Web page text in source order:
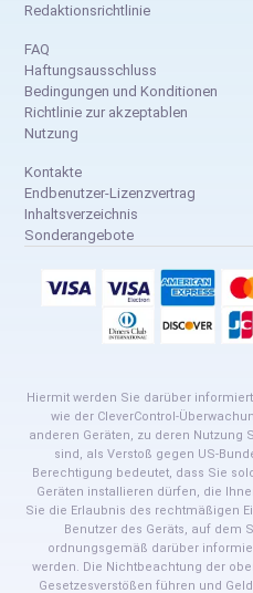
Redaktionsrichtlinie
FAQ
Haftungsausschluss
Bedingungen und Konditionen
Richtlinie zur akzeptablen
Nutzung
Kontakte
Endbenutzer-Lizenzvertrag
Inhaltsverzeichnis
Sonderangebote
Hiermit werden Sie darüber
wie der CleverControl-
anderen Geräten, zu deren
sind, als Verstoß gegen US-
Berechtigung bedeutet, dass Sie
Geräten installieren dürfen, die
Sie die Erlaubnis des rechtmäßigen
Benutzer des Geräts, auf dem
ordnungsgemäß darüber
werden. Die Nichtbeachtung der
Gesetzesverstößen führen und